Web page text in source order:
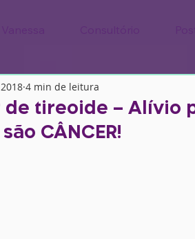
de tireoide – Alívio
CÂNCER!
4 min de leitura